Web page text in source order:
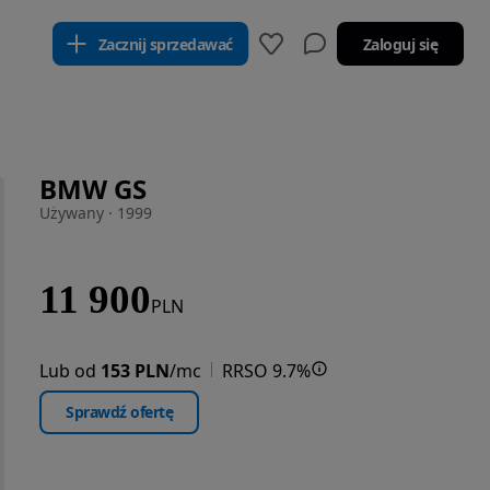
Zacznij sprzedawać Zaloguj się
BMW GS
Używany · 1999
11 900PLN
Lub od 153 PLN/mc RRSO 9.7%
Sprawdź ofertę